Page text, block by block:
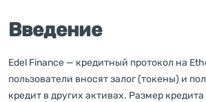
Введение
Edel Finance — кредитный протокол на
пользователи вносят залог (токены) и
кредит в других активах. Размер